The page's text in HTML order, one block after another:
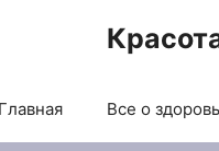
Все о